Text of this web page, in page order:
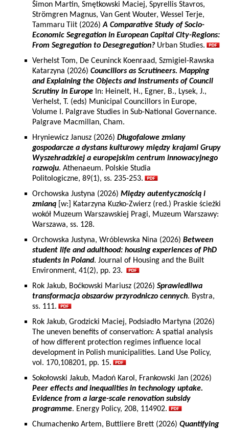
Šimon Martin, Smętkowski Maciej, Spyrellis Stavros,
Strömgren Magnus, Van Gent Wouter, Wessel Terje,
Tammaru Tiit (2026)A Comparative Study of Socio-
Economic Segregation in European Capital City-Regions:
From Segregation to Desegregation? Urban Studies.
Verhelst Tom, De Ceuninck Koenraad, Szmigiel-Rawska
Katarzyna (2026) Councillors as Scrutineers. Mapping
and Explaining the Objects and Instruments of Council
Scrutiny in Europe In: Heinelt, H., Egner, B., Lysek, J.,
Verhelst, T. (eds) Municipal Councillors in Europe,
Volume I. Palgrave Studies in Sub-National Governance.
Palgrave Macmillan, Cham.
Hryniewicz Janusz (2026) Długofalowe zmiany
gospodarcze a dystans kulturowy między krajami Grupy
Wyszehradzkiej a europejskim centrum innowacyjnego
rozwoju. Athenaeum. Polskie Studia
Politologiczne, 89(1), ss. 235-253.
Orchowska Justyna (2026) Między autentycznością i
zmianą [w:] Katarzyna Kuzko-Zwierz (red.) Praskie ścieżki
wokół Muzeum Warszawskiej Pragi, Muzeum Warszawy:
Warszawa, ss. 128.
Orchowska Justyna, Wróblewska Nina (2026) Between
student life and adulthood: housing experiences of PhD
students in Poland. Journal of Housing and the Built
Environment, 41(2), pp. 23.
Rok Jakub, Boćkowski Mariusz (2026) Sprawiedliwa
transformacja obszarów przyrodniczo cennych. Bystra,
ss. 111.
Rok Jakub, Grodzicki Maciej, Podsiadło Martyna (2026)
The uneven benefits of conservation: A spatial analysis
of how different protection regimes influence local
development in Polish municipalities. Land Use Policy,
vol. 170,108201, pp. 15.
Sokołowski Jakub, Madoń Karol, Frankowski Jan (2026)
Peer effects and inequalities in technology uptake.
Evidence from a large-scale renovation subsidy
programme. Energy Policy, 208, 114902.
Chumachenko Artem, Buttliere Brett (2026) Quantifying